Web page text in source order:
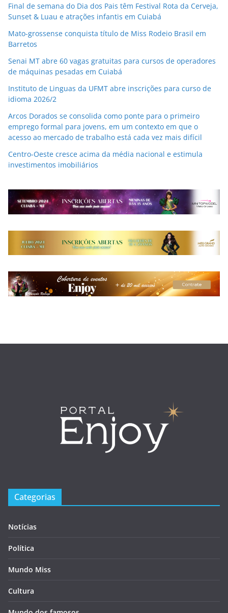
Final de semana do Dia dos Pais têm Festival Rota da Cerveja,
Sunset & Luau e atrações infantis em Cuiabá
Mato-grossense conquista título de Miss Rodeio Brasil em
Barretos
Senai MT abre 60 vagas gratuitas para cursos de operadores
de máquinas pesadas em Cuiabá
Instituto de Linguas da UFMT abre inscrições para curso de
idioma 2026/2
Arcos Dorados se consolida como ponte para o primeiro
emprego formal para jovens, em um contexto em que o
acesso ao mercado de trabalho está cada vez mais difícil
Centro-Oeste cresce acima da média nacional e estimula
investimentos imobiliários
Categorias
Notícias
Política
Mundo Miss
Cultura